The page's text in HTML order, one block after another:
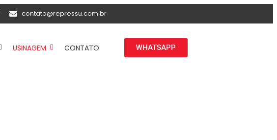
contato@repressu.com.br
USINAGEM CONTATO WHATSAPP